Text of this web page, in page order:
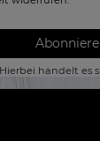
handelt es